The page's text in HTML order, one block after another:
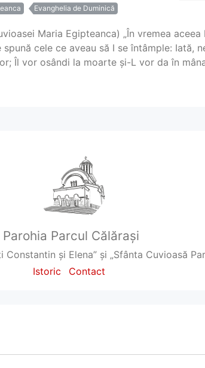
Evanghelia de Duminică
Maria Egipteanca) „În vremea
cele ce aveau să I se întâmple: Iată,
Îl vor osândi la moarte și-L vor da în
Parohia Parcul Călărași
Constantin și Elena” și „Sfânta Cuvioasă
Istoric
Contact